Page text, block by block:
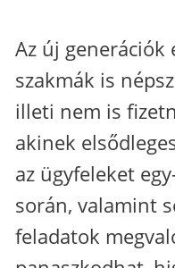
Az új
szakmák is
illeti nem is
akinek
az ügyfeleket
során, valamint
feladatok